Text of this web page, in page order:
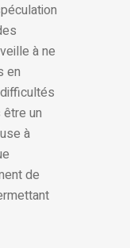
à ne
en
un
à
de